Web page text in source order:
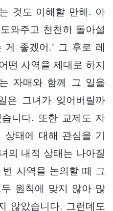
것도 이해할 만해. 아
와주고 천천히 돌아설
좋겠어.’ 그 후로 레
떤 사역을 제대로 하지
자매와 함께 그 일을
은 그녀가 잊어버릴까
니다. 또한 교제도 자
상태에 대해 관심을 기
의 내적 상태는 나아질
사역을 논의할 때 그
원칙에 맞지 않아 많
않았습니다. 그런데도